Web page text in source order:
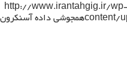
http://www.irantahgig.ir/
content/همجوشی داده آسنکرون